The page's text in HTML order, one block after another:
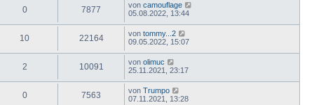
0 7877 von camouflage
05.08.2022, 13:44
10 22164 von tommy...2
09.05.2022, 15:07
2 10091 von olimuc
25.11.2021, 23:17
0 7563 von Trumpo
07.11.2021, 13:28